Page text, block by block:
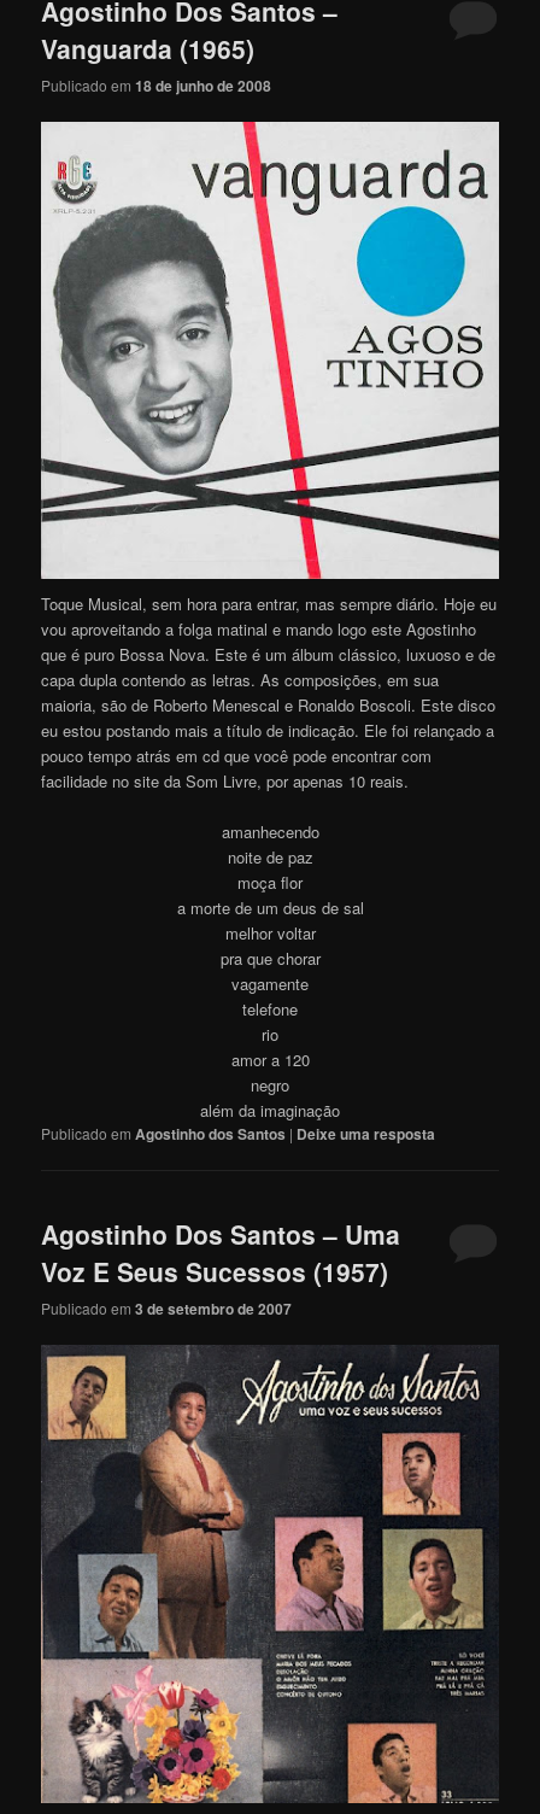
Agostinho Dos Santos –
Vanguarda (1965)
Publicado em18 de junho de 2008
Toque Musical, sem hora para entrar, mas sempre diário. Hoje eu
vou aproveitando a folga matinal e mando logo este Agostinho
que é puro Bossa Nova. Este é um álbum clássico, luxuoso e de
capa dupla contendo as letras. As composições, em sua
maioria, são de Roberto Menescal e Ronaldo Boscoli. Este disco
eu estou postando mais a título de indicação. Ele foi relançado a
pouco tempo atrás em cd que você pode encontrar com
facilidade no site da Som Livre, por apenas 10 reais.
amanhecendo
noite de paz
moça flor
a morte de um deus de sal
melhor voltar
pra que chorar
vagamente
telefone
rio
amor a 120
negro
além da imaginação
Publicado em Agostinho dos Santos | Deixe uma resposta
Agostinho Dos Santos – Uma
Voz E Seus Sucessos (1957)
Publicado em3 de setembro de 2007